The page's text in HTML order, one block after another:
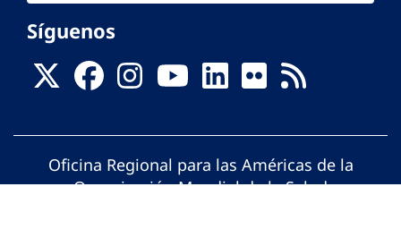
Síguenos
Oficina Regional para las Américas de la
Organización Mundial de la Salud